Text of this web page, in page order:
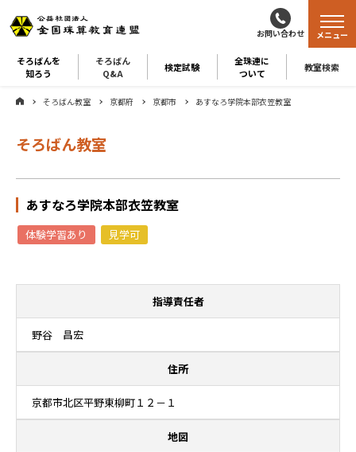
お問い合わせ
そろばんを
知ろう
そろばん
Q&A
検定試験
全珠連に
ついて
教室検索
メニュー
そろばん教室 京都府 京都市 あすなろ学院本部衣笠教室
そろばん教室
あすなろ学院本部衣笠教室
体験学習あり 見学可
指導責任者
野谷 昌宏
住所
京都市北区平野東柳町１２－１
地図